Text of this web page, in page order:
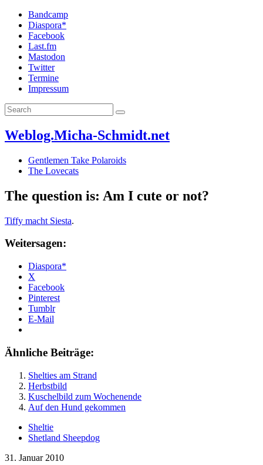
Bandcamp
Diaspora*
Facebook
Last.fm
Mastodon
Twitter
Termine
Impressum
Weblog.Micha-Schmidt.net
Gentlemen Take Polaroids
The Lovecats
The question is: Am I cute or not?
Tiffy macht Siesta.
Weitersagen:
Diaspora*
X
Facebook
Pinterest
Tumblr
E-Mail
Ähnliche Beiträge:
Shelties am Strand
Herbstbild
Kuschelbild zum Wochenende
Auf den Hund gekommen
Sheltie
Shetland Sheepdog
31. Januar 2010